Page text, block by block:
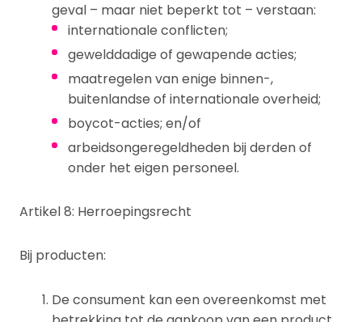
geval – maar niet beperkt tot – verstaan:
internationale conflicten;
gewelddadige of gewapende acties;
maatregelen van enige binnen-,
buitenlandse of internationale overheid;
boycot-acties; en/of
arbeidsongeregeldheden bij derden of
onder het eigen personeel.
Artikel 8: Herroepingsrecht
Bij producten:
De consument kan een overeenkomst met